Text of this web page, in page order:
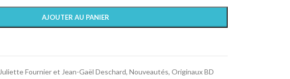
AJOUTER AU PANIER
Juliette Fournier et Jean-Gaël Deschard, Nouveautés, Originaux BD